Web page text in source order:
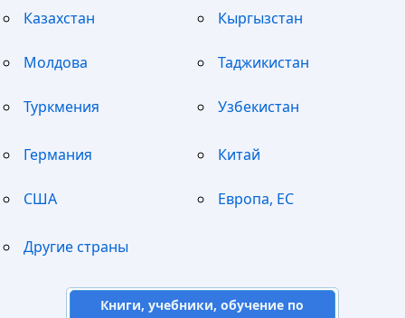
Казахстан Кыргызстан
Молдова Таджикистан
Туркмения Узбекистан
Германия Китай
США Европа, ЕС
Другие страны
Книги, учебники, обучение по